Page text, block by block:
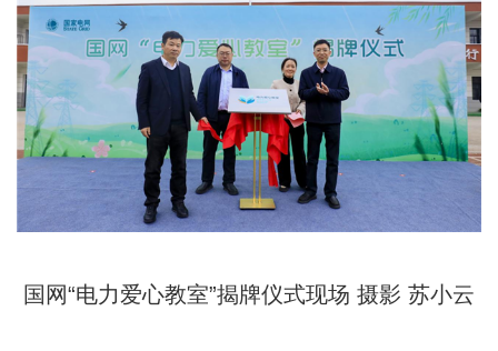
国网“电力爱心教室”揭牌仪式现场 摄影 苏小云